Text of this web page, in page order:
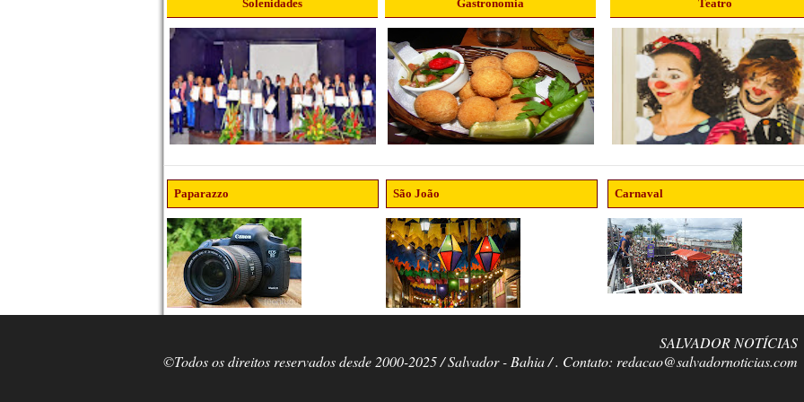
Solenidades Gastronomia Teatro
Paparazzo São João Carnaval
SALVADOR NOTÍCIAS
©Todos os direitos reservados desde 2000-2025 / Salvador - Bahia / . Contato: redacao@salvadornoticias.com